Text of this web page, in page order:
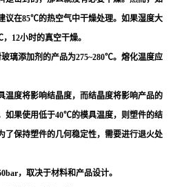
议在85℃的热空气中干燥处理。如果湿度大
，12小时的真空干燥。
璃添加剂的产品为275~280℃。熔化温度应
温度将影响结晶度，而结晶度将影响产品的
如果使用低于40℃的模具温度，则塑件的结
了保持塑件的几何稳定性，需要进行退火处
，取决于材料和产品设计。